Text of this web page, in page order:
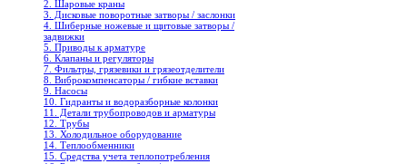
2. Шаровые краны
3. Дисковые поворотные затворы / заслонки
4. Шиберные ножевые и щитовые затворы /
задвижки
5. Приводы к арматуре
6. Клапаны и регуляторы
7. Фильтры, грязевики и грязеотделители
8. Виброкомпенсаторы / гибкие вставки
9. Насосы
10. Гидранты и водоразборные колонки
11. Детали трубопроводов и арматуры
12. Трубы
13. Холодильное oборудование
14. Теплообменники
15. Средства учета теплопотребления